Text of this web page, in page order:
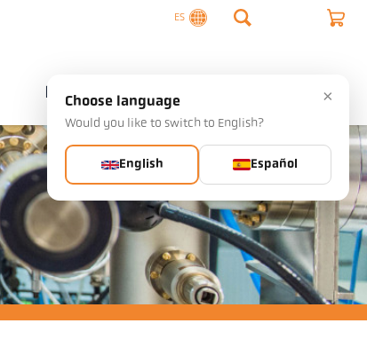
ES
Empresa Contactos ×
Choose language
Would you like to switch to English?
English Español